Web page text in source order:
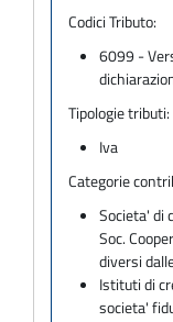
Codici Tributo:
6099 -
Tipologie tributi:
Iva
Categorie
Societa' di
Soc.
diversi
Istituti di
societa'